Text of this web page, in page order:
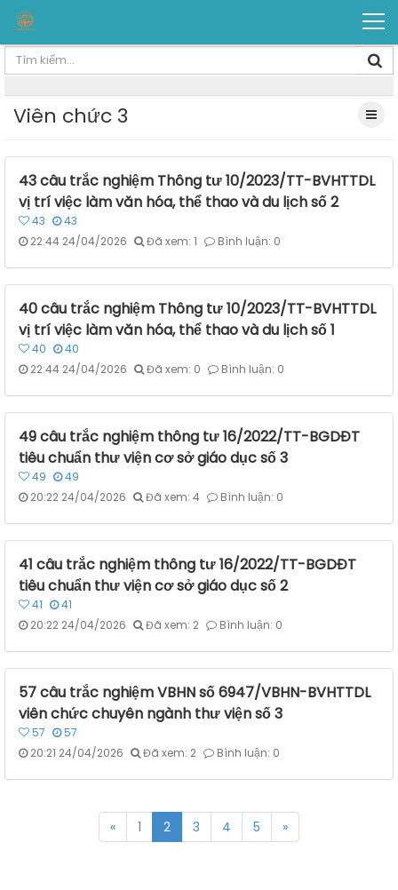
Viên chức 3
43 câu trắc nghiệm Thông tư 10/2023/TT-BVHTTDL
vị trí việc làm văn hóa, thể thao và du lịch số 2
43
43
22:44 24/04/2026
Đã xem: 1 Bình luận: 0
40 câu trắc nghiệm Thông tư 10/2023/TT-BVHTTDL
vị trí việc làm văn hóa, thể thao và du lịch số 1
40
40
22:44 24/04/2026
Đã xem: 0 Bình luận: 0
49 câu trắc nghiệm thông tư 16/2022/TT-BGDĐT
tiêu chuẩn thư viện cơ sở giáo dục số 3
49
49
20:22 24/04/2026
Đã xem: 4 Bình luận: 0
41 câu trắc nghiệm thông tư 16/2022/TT-BGDĐT
tiêu chuẩn thư viện cơ sở giáo dục số 2
41
41
20:22 24/04/2026
Đã xem: 2 Bình luận: 0
57 câu trắc nghiệm VBHN số 6947/VBHN-BVHTTDL
viên chức chuyên ngành thư viện số 3
57
57
20:21 24/04/2026
Đã xem: 2 Bình luận: 0
« 1 2 3 4 5 »